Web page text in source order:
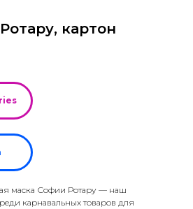
картон
маска Софии Ротару — наш
карнавальных товаров для